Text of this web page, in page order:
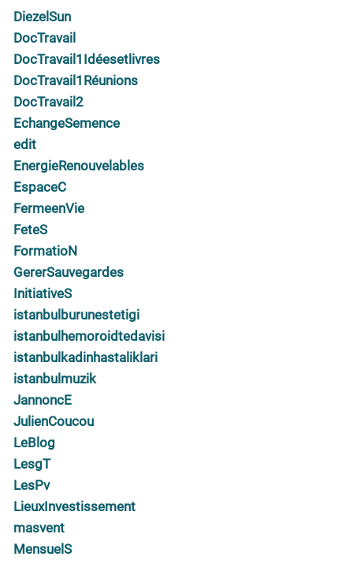
DiezelSun
DocTravail
DocTravail1Idéesetlivres
DocTravail1Réunions
DocTravail2
EchangeSemence
edit
EnergieRenouvelables
EspaceC
FermeenVie
FeteS
FormatioN
GererSauvegardes
InitiativeS
istanbulburunestetigi
istanbulhemoroidtedavisi
istanbulkadinhastaliklari
istanbulmuzik
JannoncE
JulienCoucou
LeBlog
LesgT
LesPv
LieuxInvestissement
masvent
MensuelS